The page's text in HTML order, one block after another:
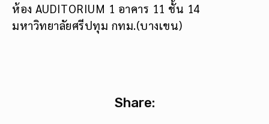
ห้อง AUDITORIUM 1 อาคาร 11 ชั้น 14
มหาวิทยาลัยศรีปทุม กทม.(บางเขน)
Share: